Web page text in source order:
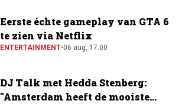
Eerste échte gameplay van GTA 6
te zien via Netflix
ENTERTAINMENT•06 aug, 17:00
DJ Talk met Hedda Stenberg:
"Amsterdam heeft de mooiste